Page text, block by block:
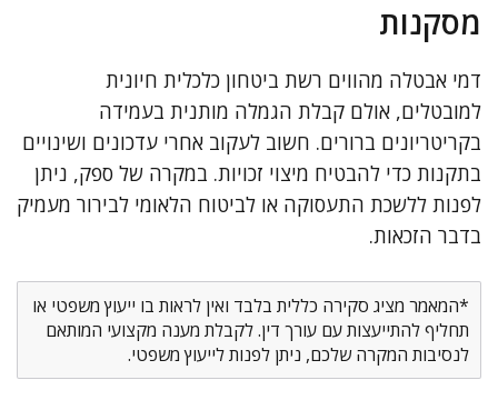
מסקנות
דמי אבטלה מהווים רשת ביטחון כלכלית חיונית
למובטלים, אולם קבלת הגמלה מותנית בעמידה
בקריטריונים ברורים. חשוב לעקוב אחרי עדכונים ושינויים
בתקנות כדי להבטיח מיצוי זכויות. במקרה של ספק, ניתן
לפנות ללשכת התעסוקה או לביטוח הלאומי לבירור מעמיק
בדבר הזכאות.
*המאמר מציג סקירה כללית בלבד ואין לראות בו ייעוץ משפטי או
תחליף להתייעצות עם עורך דין. לקבלת מענה מקצועי המותאם
לנסיבות המקרה שלכם, ניתן לפנות לייעוץ משפטי.